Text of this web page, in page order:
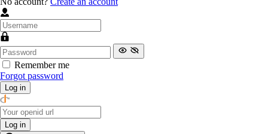
Remember me
Forgot password
Log in
Log in